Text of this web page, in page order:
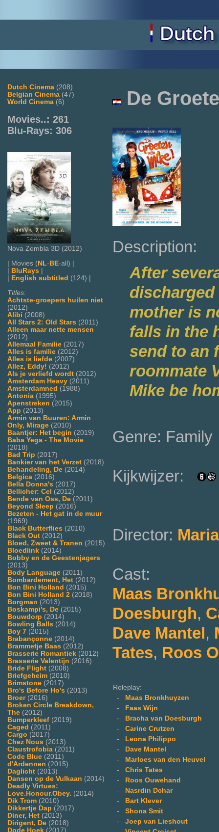
Dutch Cinema (208)
Belgian Cinema (47)
World Cinema (6)
Movies..: 261
Blu-Rays: 306
Nova Zembla 3D (2012)
| Movies (NL-BE-all) |
| BluRays |
| English subtitled (124) |
Titles:
Achtste-groepers huilen niet
(2012)
Alibi (2008)
All Stars 2: Old Stars (2011)
Alleen maar nette mensen
(2012)
Allemaal Familie (2017)
Alles is familie (2012)
Alles is liefde (2007)
Allez, Eddy! (2012)
Als je verliefd wordt (2012)
Amsterdam Heavy (2011)
Amsterdamned (1988)
Antonia (1995)
Apenstreken (2015)
App (2013)
Armin van Buuren: Armin
Only, Mirage (2010)
Baantjer: Het begin (2019)
Baba Yega - The Movie
(2018)
Bad Trip (2017)
Bankier van het Verzet (2018)
Behandeling, De (2014)
Belgica (2016)
Bella Donna's (2017)
Bellicher: Cel (2012)
Bende van Oss, De (2011)
Beyond Sleep (2016)
Bezeten - Het gat in de muur
(1969)
Black Butterflies (2010)
Black Out (2012)
Bloed, Zweet & Tranen (2015)
Bloedlink (2014)
Bobby en de Geestenjagers
(2013)
Body Language (2011)
Bombardement, Het (2012)
Bon Bini Holland (2015)
Bon Bini Holland 2 (2018)
Borgman (2013)
Boskampi's, De (2015)
Bouwdorp (2014)
Bowling Balls (2014)
Boy 7 (2015)
Brabançonne (2014)
Brammetje Baas (2012)
Brasserie Romantiek (2012)
Brasserie Valentijn (2016)
Bride Flight (2008)
Briefgeheim (2010)
Brimstone (2017)
Bro's Before Ho's (2013)
Broer(2016)
Broken Circle Breakdown,
The (2012)
Bumperkleef (2019)
Caged (2011)
Cargo (2017)
Chez Nous (2013)
Claustrofobia (2011)
Code Blue (2011)
d'Ardennen (2015)
Daglicht (2013)
Dansen op de Vulkaan (2014)
Deadly Virtues:
Love.Honour.Obey. (2014)
Dik Trom (2010)
Dikkertje Dap (2017)
Diner, Het (2013)
Dirigent, De (2018)
Dode Hoek (2017)
De
Description:
After
mother is
falls in the
send to an
roommate
Mike be
Genre: Family
Kijkwijzer:
Director:
Cast:
Maas
Doesburgh,
Dave Mantel,
Tates, Roos
Roleplay:
-
Maas Bronkhuyzen
-
Faas Wijn
-
Bracha van Doesburgh
- Carine Crutzen
-
Leona Philippo
-
Dave Mantel
-
Marloes van den Heuvel
- Chris Tates
-
Roos Ouwehand
-
Nasrdin Dchar
-
Bart Klever
- Shona Smit
- Joep van Lieshout